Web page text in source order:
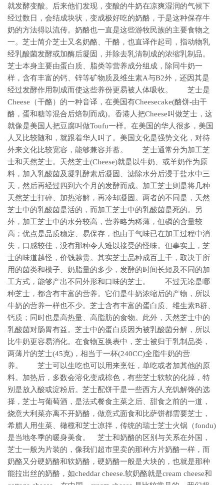
就发酵变酸。后来他们发现，变酸的牛奶在凉爽湿润的气候下
经过数日，会结成块状，变成极好吃的奶酪，于是这种保存牛
奶的方法得以流传。奶酪也一直是这些游牧民族的主要食物之
一。芝士简介芝士又名奶酪、干酪，也直译作起司，指动物乳
经乳酸菌发酵或加酶后凝固，并除去乳清制成的浓缩乳制品。
芝士本身主要由蛋白质、脂类等营养成分组成，除同牛奶一
样，含有丰富的钙、锌等矿物质及维生素A与B2外，还因其是
经过发酵作用制成而使这些养份更易被人体吸收。 芝士是
Cheese（干酪）的一种音译，在美国有Cheesecake(酪饼-由干
酪，蛋和糖等混合后焙制而成)。香港人把Cheese叫做芝士，这
就像是美国人把豆腐叫做Toufu一样。在美国的华人很多，美国
人又比较随和，就跟着华人叫了。美国文化是强势文化，对待
外来文化比较宽容，能够兼容并蓄。 芝士通常分为加工芝
士和天然芝士。天然芝士(Cheese)就是以牛奶、或羊奶作为原
料，加入乳酸菌及凝乳酵素后凝固、滤除水分后浸于盐水中三
天，然后再经过四到六个月的发酵而成。加工芝士则是将几种
天然芝士打碎、加热溶解，再冷却凝固。两者的不同是，天然
芝士中的乳酸菌是活的，而加工芝士中的乳酸菌是死的。另
外，加工芝士中的水分较高，营养略为稀薄，但磷的含量较
高；优点是品质稳定、易保存，也由于气味已在加工过程中消
失，口感较佳，没有那种令人难以接受的怪味。但事实上，芝
士的味道越怪，价钱越贵。其实芝士品种成百上千，取决于所
用的菌类和模子、奶脂量的多少，发酵的时间长短及不同的加
工方式，能够产出不同外形和口味的芝士。 不过无论是哪
种芝士，都含有丰富的营养。它们是牛奶浓缩后的产物，所以
牛奶的营养一样也不少。芝士含有丰富的蛋白质、维生素B群、
钙质；同时也是高热量、高脂肪的食物。此外，天然芝士中的
乳酸菌对肠胃有益。芝士中的蛋白质因为被乳酸菌分解，所以
比牛奶更容易消化。在食物互换表中，芝士被归于乳制品类，
两薄片的芝士(45克)，相当于一杯(240CC)全脂牛奶的营
养。 芝士可以生吃也可以用来烹饪，单吃或者加其他的原
料。加热后，多数会溶化变成棕色，有些芝士软软的化掉，特
别是放入酸或淀粉后。芝士配饼干是一些西方人充饥解馋的选
择，芝士与葡萄酒，是法式餐食主菜之后、甜食之前的一道，
烧意大利菜亦离不开奶酪，做意式面食和比萨饼都需要芝士，
希腊人用生菜、橄榄和芝士凉拌，传统的瑞士芝士火锅（fondu)
是当地冬季的暖身美食。 芝士和奶酪的区别与关系在外国，
芝士一般为片装的，像我们超市里卖的那种方片奶酪一样，而
奶酪又分硬奶酪和软奶酪，硬奶酪一般是大块的，也就是那种
能拉出丝的奶酪，如cheddar cheese.软奶酪就是cream cheese和